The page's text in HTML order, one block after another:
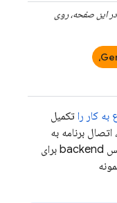
این صفحه، روی
کار را تکمیل
کنید، که نحوه راه‌اندازی پروژه Firebase، اتصال برنامه به
Firebase، افزودن SDK، راه‌اندازی سرویس backend برای